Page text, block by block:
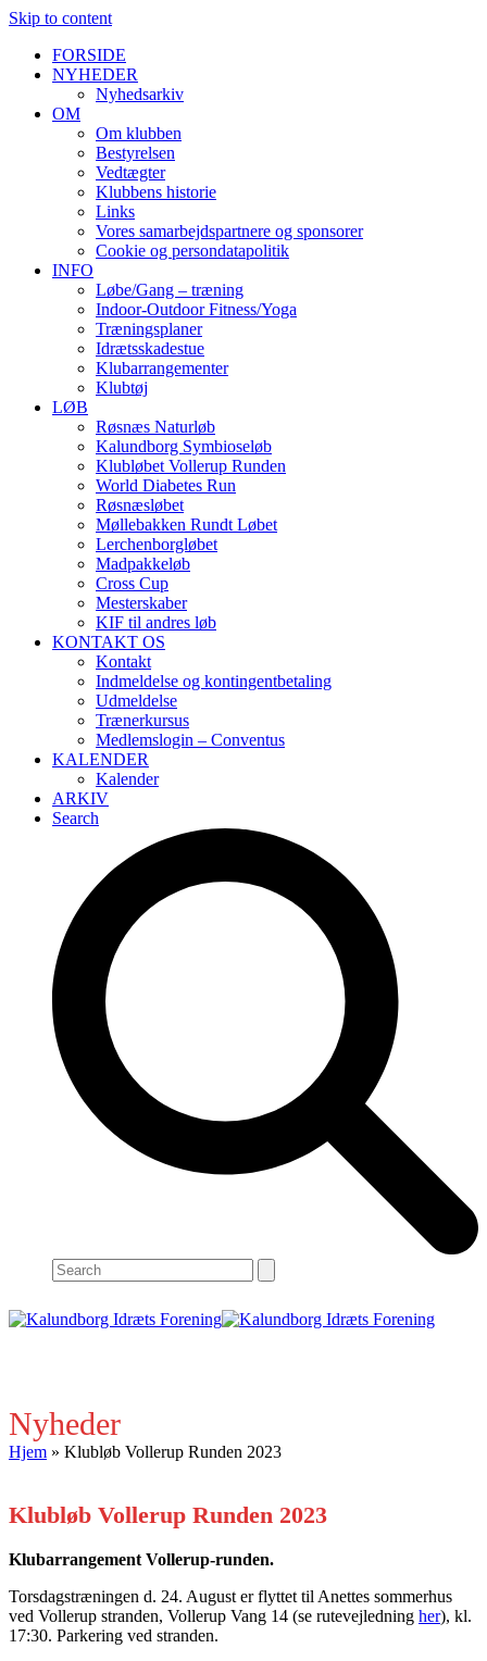
Skip to content
FORSIDE
NYHEDER
Nyhedsarkiv
OM
Om klubben
Bestyrelsen
Vedtægter
Klubbens historie
Links
Vores samarbejdspartnere og sponsorer
Cookie og persondatapolitik
INFO
Løbe/Gang – træning
Indoor-Outdoor Fitness/Yoga
Træningsplaner
Idrætsskadestue
Klubarrangementer
Klubtøj
LØB
Røsnæs Naturløb
Kalundborg Symbioseløb
Klubløbet Vollerup Runden
World Diabetes Run
Røsnæsløbet
Møllebakken Rundt Løbet
Lerchenborgløbet
Madpakkeløb
Cross Cup
Mesterskaber
KIF til andres løb
KONTAKT OS
Kontakt
Indmeldelse og kontingentbetaling
Udmeldelse
Trænerkursus
Medlemslogin – Conventus
KALENDER
Kalender
ARKIV
Search
Search
Nyheder
Hjem » Klubløb Vollerup Runden 2023
Klubløb Vollerup Runden 2023
Klubarrangement Vollerup-runden.
Torsdagstræningen d. 24. August er flyttet til Anettes sommerhus
ved Vollerup stranden, Vollerup Vang 14 (se rutevejledning her), kl.
17:30. Parkering ved stranden.